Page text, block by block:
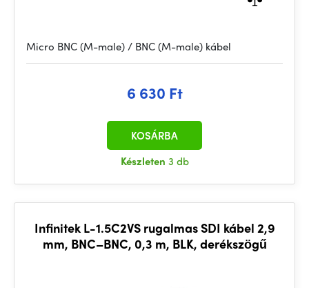
Micro BNC (M-male) / BNC (M-male) kábel
6 630 Ft
Készleten 3 db
KOSÁRBA
Infinitek L-1.5C2VS rugalmas SDI kábel 2,9
mm, BNC–BNC, 0,3 m, BLK, derékszögű